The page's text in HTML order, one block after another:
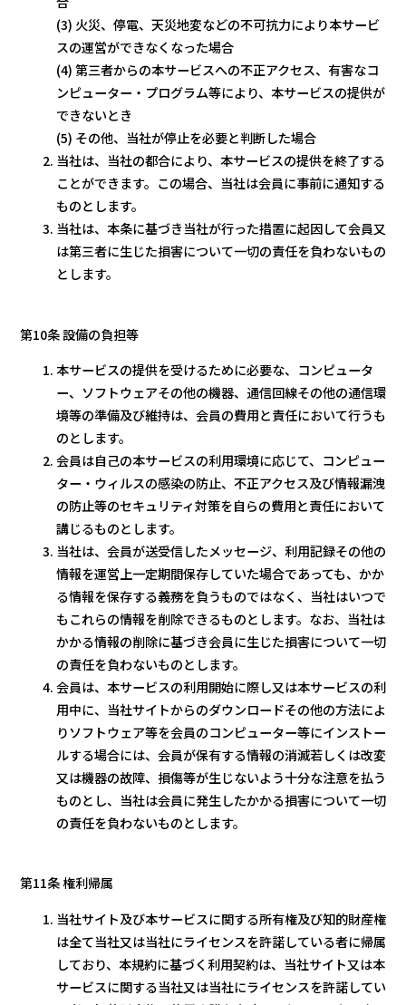
(3) 火災、停電、天災地変などの不可抗力により本サービ
スの運営ができなくなった場合
(4) 第三者からの本サービスへの不正アクセス、有害なコ
ンピューター・プログラム等により、本サービスの提供が
できないとき
(5) その他、当社が停止を必要と判断した場合
当社は、当社の都合により、本サービスの提供を終了する
ことができます。この場合、当社は会員に事前に通知する
ものとします。
当社は、本条に基づき当社が行った措置に起因して会員又
は第三者に生じた損害について一切の責任を負わないもの
とします。
第10条 設備の負担等
本サービスの提供を受けるために必要な、コンピュータ
ー、ソフトウェアその他の機器、通信回線その他の通信環
境等の準備及び維持は、会員の費用と責任において行うも
のとします。
会員は自己の本サービスの利用環境に応じて、コンピュー
ター・ウィルスの感染の防止、不正アクセス及び情報漏洩
の防止等のセキュリティ対策を自らの費用と責任において
講じるものとします。
当社は、会員が送受信したメッセージ、利用記録その他の
情報を運営上一定期間保存していた場合であっても、かか
る情報を保存する義務を負うものではなく、当社はいつで
もこれらの情報を削除できるものとします。なお、当社は
かかる情報の削除に基づき会員に生じた損害について一切
の責任を負わないものとします。
会員は、本サービスの利用開始に際し又は本サービスの利
用中に、当社サイトからのダウンロードその他の方法によ
りソフトウェア等を会員のコンピューター等にインストー
ルする場合には、会員が保有する情報の消滅若しくは改変
又は機器の故障、損傷等が生じないよう十分な注意を払う
ものとし、当社は会員に発生したかかる損害について一切
の責任を負わないものとします。
第11条 権利帰属
当社サイト及び本サービスに関する所有権及び知的財産権
は全て当社又は当社にライセンスを許諾している者に帰属
しており、本規約に基づく利用契約は、当社サイト又は本
サービスに関する当社又は当社にライセンスを許諾してい